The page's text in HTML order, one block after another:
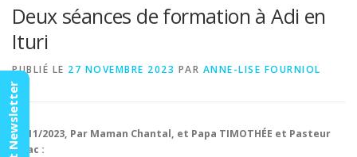
Deux séances de formation à Adi en
Ituri
PUBLIÉ LE 27 NOVEMBRE 2023 PAR ANNE-LISE FOURNIOL
27/11/2023, Par Maman Chantal, et Papa TIMOTHÉE et Pasteur
Isaac :